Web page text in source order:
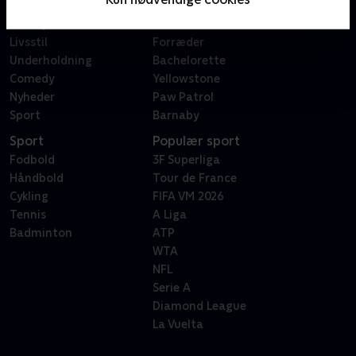
Livsstil
Underholdning
Comedy
Nyheder
Sport
X Factor
Forræder
Bachelorette
Yellowstone
Paw Patrol
Barnaby
Sport
Fodbold
Håndbold
Cykling
Tennis
Badminton
Populær sport
3F Superliga
Tour de France
FIFA VM 2026
A Liga
ATP
WTA
NFL
Serie A
Diamond League
La Vuelta